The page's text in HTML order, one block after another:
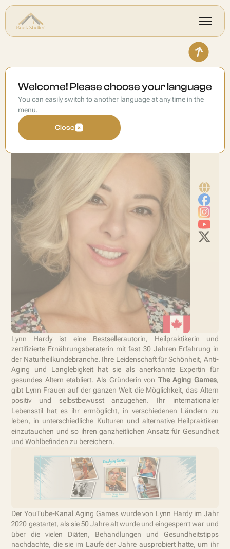
Welcome! Please choose your language
You can easily switch to another language at any time in the
menu.
Close
Dr. Lynn Hardy
Lynn Hardy ist eine Bestsellerautorin, Heilpraktikerin und
zertifizierte Ernährungsberaterin mit fast 30 Jahren Erfahrung in
der Naturheilkundebranche. Ihre Leidenschaft für Schönheit, Anti-
Aging und Langlebigkeit hat sie als anerkannte Expertin für
gesundes Altern etabliert. Als Gründerin von The Aging Games,
gibt Lynn Frauen auf der ganzen Welt die Möglichkeit, das Altern
positiv und selbstbewusst anzugehen. Ihr internationaler
Lebensstil hat es ihr ermöglicht, in verschiedenen Ländern zu
leben, in unterschiedliche Kulturen und alternative Heilpraktiken
einzutauchen und so ihren ganzheitlichen Ansatz für Gesundheit
und Wohlbefinden zu bereichern.
Der YouTube-Kanal Aging Games wurde von Lynn Hardy im Jahr
2020 gestartet, als sie 50 Jahre alt wurde und eingesperrt war und
über die vielen Diäten, Behandlungen und Gesundheitstipps
nachdachte, die sie im Laufe der Jahre ausprobiert hatte, um ihr